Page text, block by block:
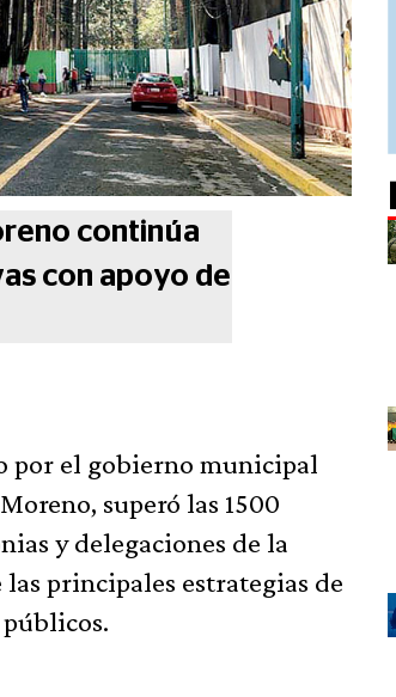
continúa
con apoyo de
por el gobierno municipal
superó las 1500
y delegaciones de la
principales estrategias de